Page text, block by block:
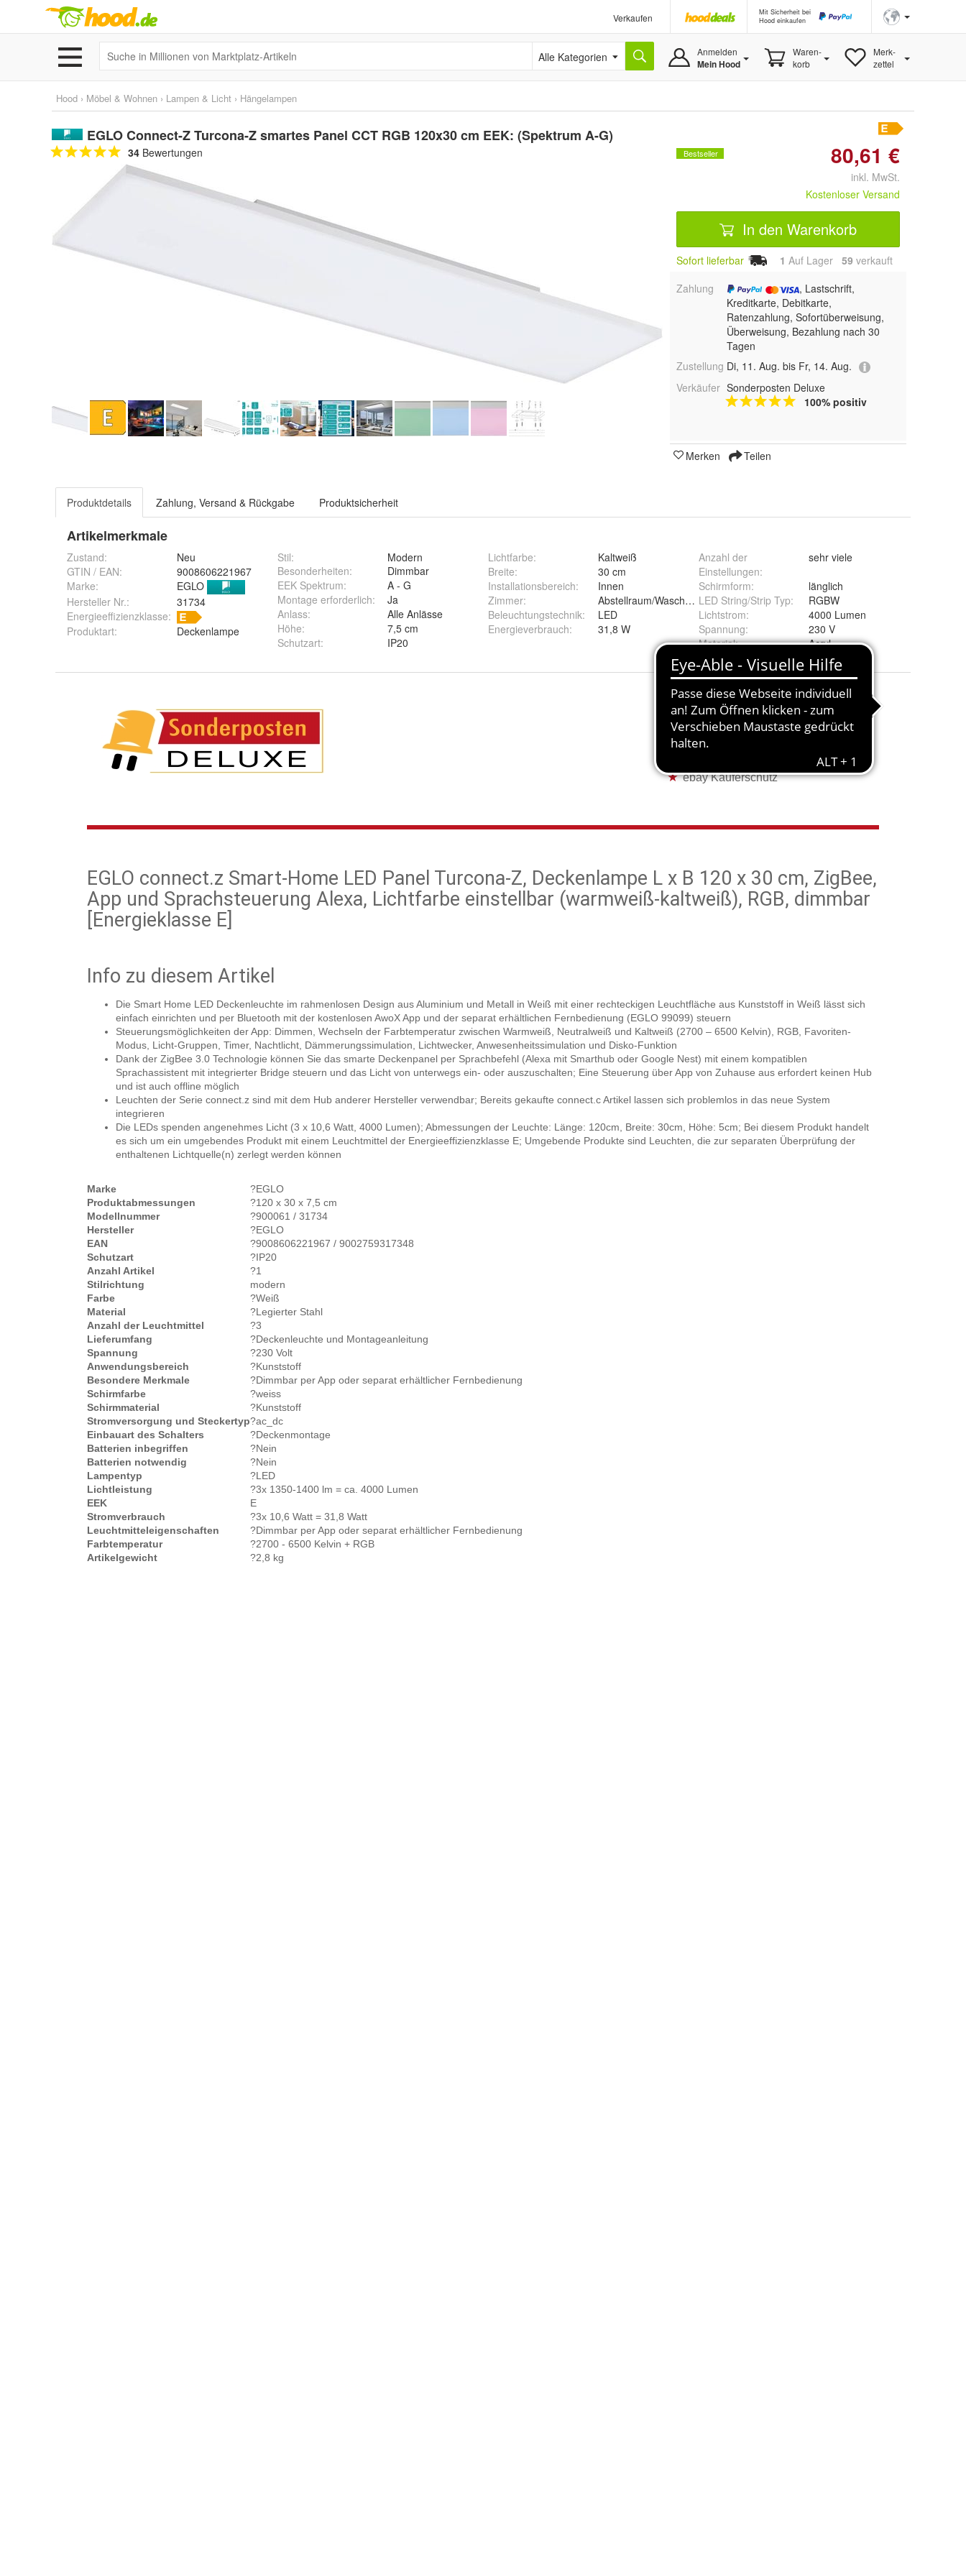
Verkaufen
Mit Sicherheit bei
Hood einkaufen
Alle Kategorien Anmelden
Mein Hood
Waren-
korb
Merk-
zettel
Hood › Möbel & Wohnen › Lampen & Licht › Hängelampen
EGLO Connect-Z Turcona-Z smartes Panel CCT RGB 120x30 cm EEK: (Spektrum A-G)
34 Bewertungen Bestseller 80,61 €
inkl. MwSt.
Kostenloser Versand
In den Warenkorb
Sofort lieferbar 1 Auf Lager 59 verkauft
Zahlung
, Lastschrift,
Kreditkarte, Debitkarte,
Ratenzahlung, Sofortüberweisung,
Überweisung, Bezahlung nach 30
Tagen
Zustellung Di, 11. Aug. bis Fr, 14. Aug.
Verkäufer Sonderposten Deluxe
100% positiv
Merken Teilen
Produktdetails Zahlung, Versand & Rückgabe Produktsicherheit
Artikelmerkmale
Zustand:
Neu
GTIN / EAN:
9008606221967
Marke:
EGLO
Hersteller Nr.:
31734
Energieeffizienzklasse:
Produktart: Deckenlampe
Stil:
Modern
Besonderheiten:
Dimmbar
EEK Spektrum:
A - G
Montage erforderlich:
Ja
Anlass:
Alle Anlässe
Höhe:
7,5 cm
Schutzart: IP20
Lichtfarbe:
Kaltweiß
Breite:
30 cm
Installationsbereich:
Innen
Zimmer:
Abstellraum/Waschraum
Beleuchtungstechnik:
LED
Energieverbrauch: 31,8 W
Anzahl der
Einstellungen:
sehr viele
Schirmform:
länglich
LED String/Strip Typ:
RGBW
Lichtstrom:
4000 Lumen
Spannung:
230 V
Material: Acryl